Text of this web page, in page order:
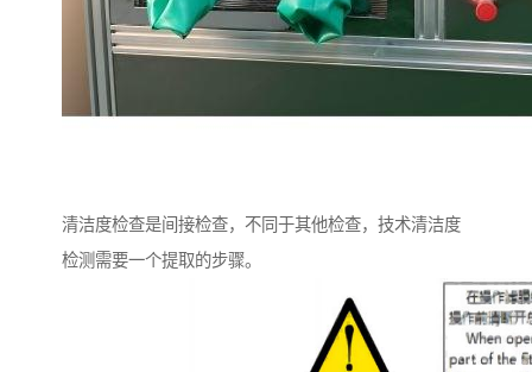
清洁度检查是间接检查，不同于其他检查，技术清洁度
检测需要一个提取的步骤。